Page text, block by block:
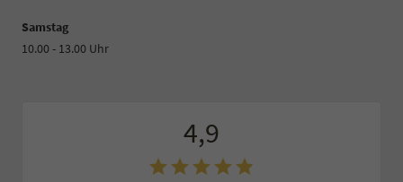
Samstag
10.00 - 13.00 Uhr
4,9